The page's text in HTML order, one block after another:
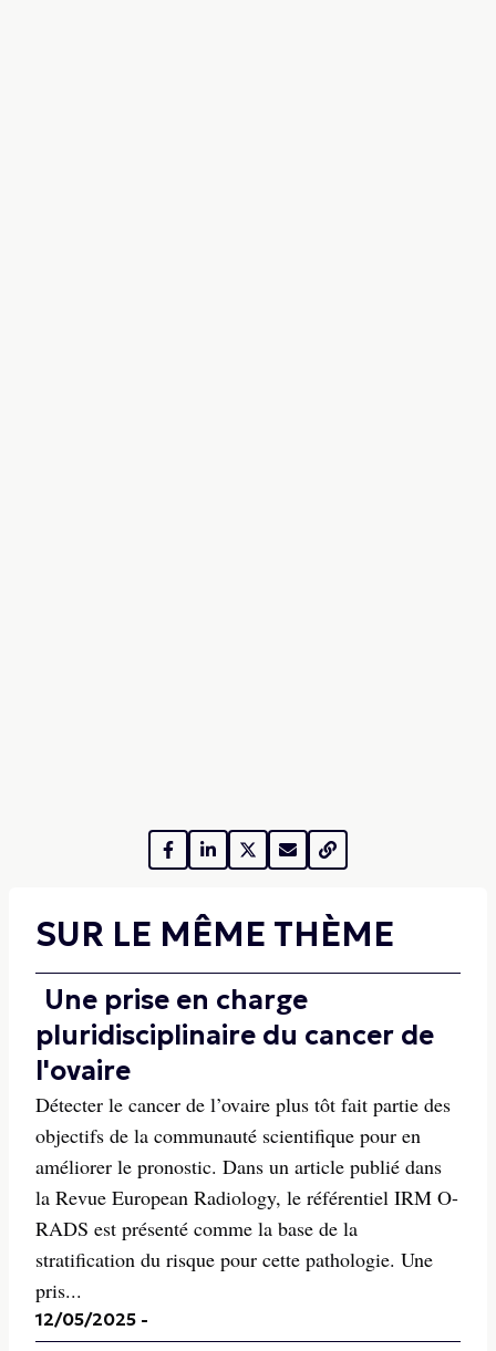
SUR LE MÊME THÈME
Une prise en charge
pluridisciplinaire du cancer de
l'ovaire
Détecter le cancer de l’ovaire plus tôt fait partie des
objectifs de la communauté scientifique pour en
améliorer le pronostic. Dans un article publié dans
la Revue European Radiology, le référentiel IRM O-
RADS est présenté comme la base de la
stratification du risque pour cette pathologie. Une
pris...
12/05/2025 -